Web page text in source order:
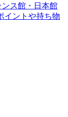
ンス館・日本館
イントや持ち物